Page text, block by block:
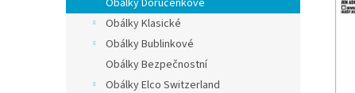
a
Obálky Doručenkové
Obálky Klasické
Obálky Bublinkové
Obálky Bezpečnostní
Obálky Elco Switzerland